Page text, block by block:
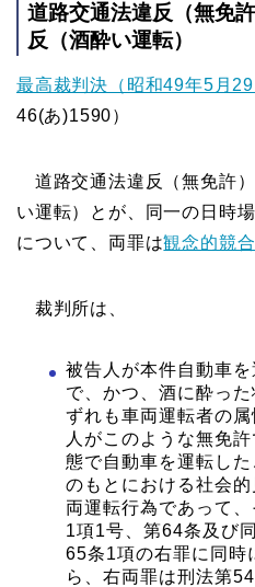
道路交通法違反（無免許
反（酒酔い運転）
最高裁判決（昭和49年5月29
46(あ)1590）
道路交通法違反（無免許
い運転）とが、同一の日時
について、両罪は観念的競合
裁判所は、
被告人が本件自動車
で、かつ、酒に酔っ
ずれも車両運転者の
人がこのような無免
態で自動車を運転し
のもとにおける社会
両運転行為であって
1項1号、第64条及び
65条1項の右罪に同時
ら、右両罪は刑法第